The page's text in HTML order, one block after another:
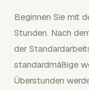
Beginnen Sie mit
Stunden. Nach
der
standardmäßige
Überstunden